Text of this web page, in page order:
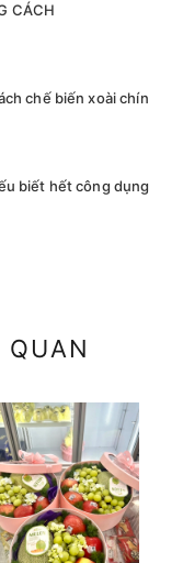
CÁCH
chế biến xoài chín
biết hết công dụng